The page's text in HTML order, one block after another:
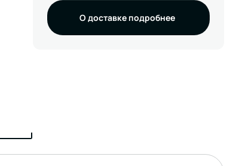
О доставке подробнее